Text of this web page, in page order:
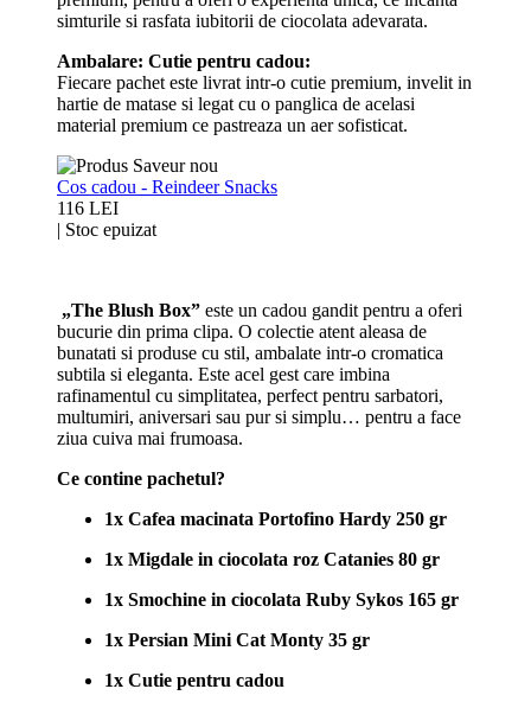
simturile si rasfata iubitorii de ciocolata adevarata.
Ambalare: Cutie pentru cadou:
Fiecare pachet este livrat intr-o cutie premium, invelit in
hartie de matase si legat cu o panglica de acelasi
material premium ce pastreaza un aer sofisticat.
Cos cadou - Reindeer Snacks
116 LEI
| Stoc epuizat
„The Blush Box” este un cadou gandit pentru a oferi
bucurie din prima clipa. O colectie atent aleasa de
bunatati si produse cu stil, ambalate intr-o cromatica
subtila si eleganta. Este acel gest care imbina
rafinamentul cu simplitatea, perfect pentru sarbatori,
multumiri, aniversari sau pur si simplu… pentru a face
ziua cuiva mai frumoasa.
Ce contine pachetul?
1x Cafea macinata Portofino Hardy 250 gr
1x Migdale in ciocolata roz Catanies 80 gr
1x Smochine in ciocolata Ruby Sykos 165 gr
1x Persian Mini Cat Monty 35 gr
1x Cutie pentru cadou